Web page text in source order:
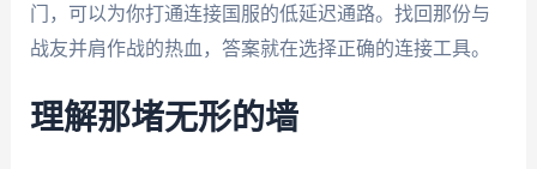
门，可以为你打通连接国服的低延迟通路。找回那份与
战友并肩作战的热血，答案就在选择正确的连接工具。
理解那堵无形的墙